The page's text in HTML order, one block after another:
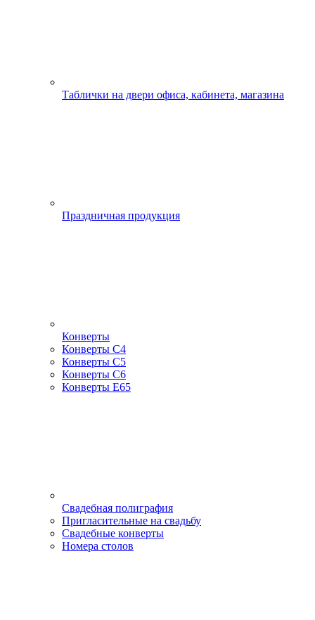
Таблички на двери офиса, кабинета, магазина
Праздничная продукция
Конверты
Конверты С4
Конверты С5
Конверты С6
Конверты Е65
Свадебная полиграфия
Пригласительные на свадьбу
Свадебные конверты
Номера столов